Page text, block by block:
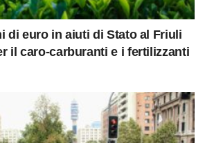
di euro in aiuti di Stato al Friuli
il caro-carburanti e i fertilizzanti